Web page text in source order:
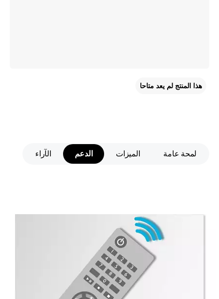
هذا المنتج لم يعد متاحا
لمحة عامة الميزات الدعم الآراء